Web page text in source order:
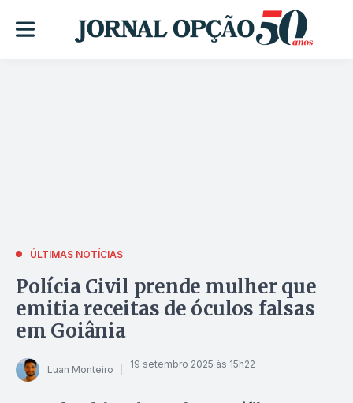
ÚLTIMAS NOTÍCIAS
Polícia Civil prende mulher que
emitia receitas de óculos falsas
em Goiânia
Luan Monteiro 19 setembro 2025 às 15h22